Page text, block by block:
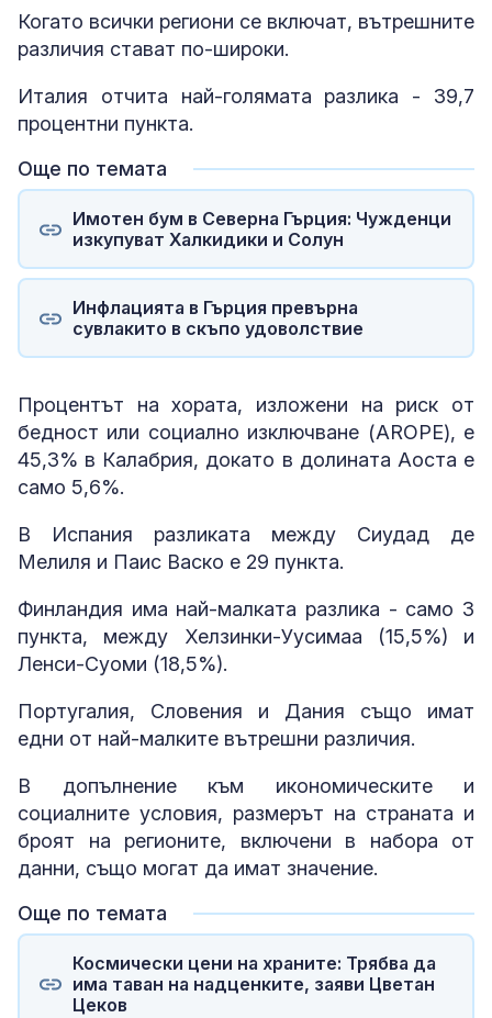
Когато всички региони се включат, вътрешните
различия стават по-широки.
Италия отчита най-голямата разлика - 39,7
процентни пункта.
Още по темата
Имотен бум в Северна Гърция: Чужденци
изкупуват Халкидики и Солун
Инфлацията в Гърция превърна
сувлакито в скъпо удоволствие
Процентът на хората, изложени на риск от
бедност или социално изключване (AROPE), е
45,3% в Калабрия, докато в долината Аоста е
само 5,6%.
В Испания разликата между Сиудад де
Мелиля и Паис Васко е 29 пункта.
Финландия има най-малката разлика - само 3
пункта, между Хелзинки-Уусимаа (15,5%) и
Ленси-Суоми (18,5%).
Португалия, Словения и Дания също имат
едни от най-малките вътрешни различия.
В допълнение към икономическите и
социалните условия, размерът на страната и
броят на регионите, включени в набора от
данни, също могат да имат значение.
Още по темата
Космически цени на храните: Трябва да
има таван на надценките, заяви Цветан
Цеков